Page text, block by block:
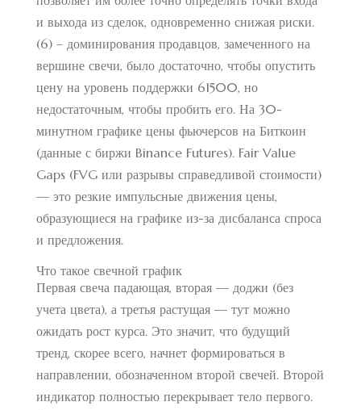
и выхода из сделок, одновременно снижая риски.
(6) – доминирования продавцов, замеченного на
вершине свечи, было достаточно, чтобы опустить
цену на уровень поддержки 61500, но
недостаточным, чтобы пробить его. На 30-
минутном графике цены фьючерсов на Биткоин
(данные с биржи Binance Futures). Fair Value
Gaps (FVG или разрывы справедливой стоимости)
— это резкие импульсные движения цены,
образующиеся на графике из-за дисбаланса спроса
и предложения.
Что такое свечной график
Первая свеча падающая, вторая — доджи (без
учета цвета), а третья растущая — тут можно
ожидать рост курса. Это значит, что будущий
тренд, скорее всего, начнет формироваться в
направлении, обозначенном второй свечей. Второй
индикатор полностью перекрывает тело первого.